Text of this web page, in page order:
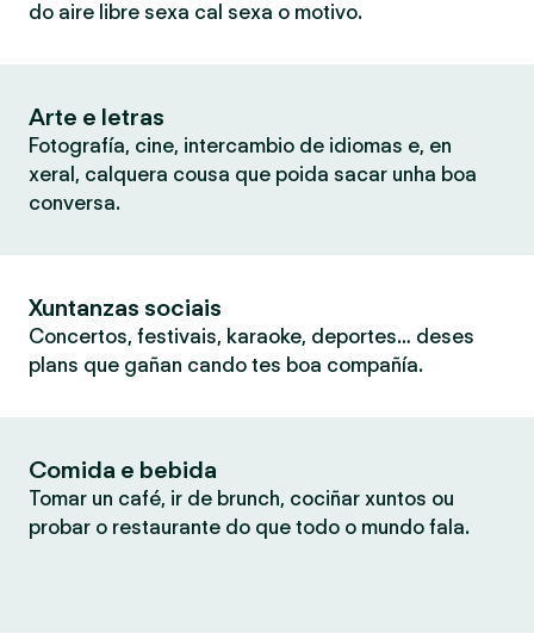
do aire libre sexa cal sexa o motivo.
Arte e letras
Fotografía, cine, intercambio de idiomas e, en
xeral, calquera cousa que poida sacar unha boa
conversa.
Xuntanzas sociais
Concertos, festivais, karaoke, deportes… deses
plans que gañan cando tes boa compañía.
Comida e bebida
Tomar un café, ir de brunch, cociñar xuntos ou
probar o restaurante do que todo o mundo fala.